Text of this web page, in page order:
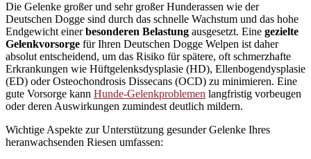
Die Gelenke großer und sehr großer Hunderassen wie der
Deutschen Dogge sind durch das schnelle Wachstum und das hohe
Endgewicht einerbesonderen Belastung ausgesetzt. Eine gezielte
Gelenkvorsorge für Ihren Deutschen Dogge Welpen ist daher
absolut entscheidend, um das Risiko für spätere, oft schmerzhafte
Erkrankungen wie Hüftgelenksdysplasie (HD), Ellenbogendysplasie
(ED) oder Osteochondrosis Dissecans (OCD) zu minimieren. Eine
gute Vorsorge kann Hunde-Gelenkproblemen langfristig vorbeugen
oder deren Auswirkungen zumindest deutlich mildern.
Wichtige Aspekte zur Unterstützung gesunder Gelenke Ihres
heranwachsenden Riesen umfassen: